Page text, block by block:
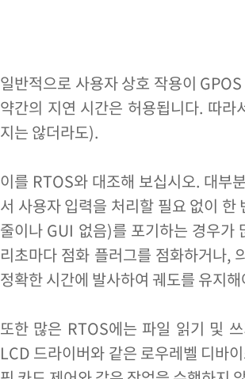
일반적으로 사용자 상호 작용이
약간의 지연 시간은 허용됩니다. 따
지는 않더라도).
이를 RTOS와 대조해 보십시오. 대부
서 사용자 입력을 처리할 필요 없이
줄이나 GUI 없음)를 포기하는 경우가
리초마다 점화 플러그를 점화하거나,
정확한 시간에 발사하여 궤도를 유지
또한 많은 RTOS에는 파일 읽기 및
LCD 드라이버와 같은 로우레벨 디바